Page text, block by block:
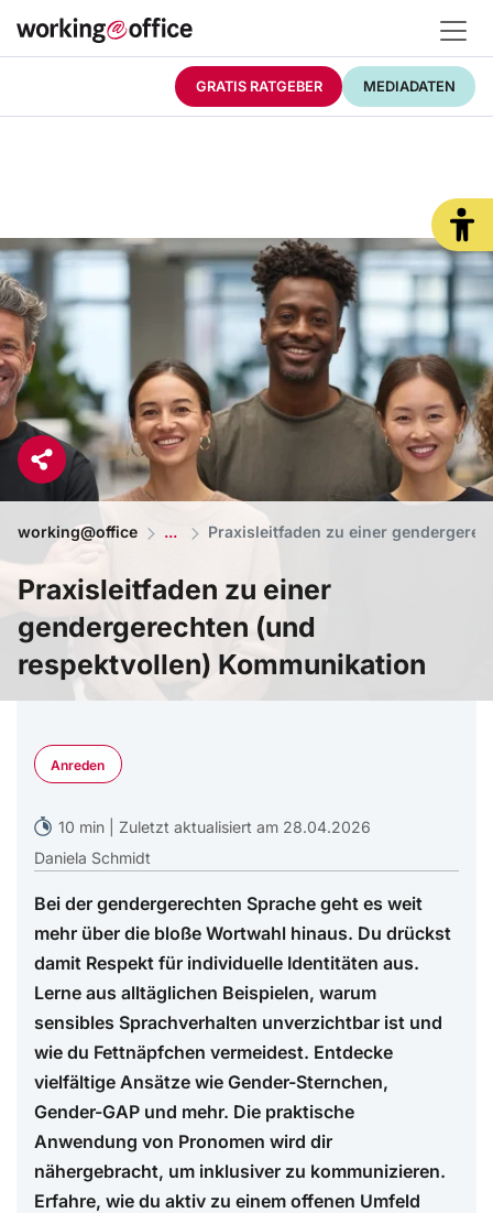
GRATIS RATGEBER MEDIADATEN
working@office Praxisleitfaden zu einer
Praxisleitfaden zu einer
gendergerechten (und
respektvollen) Kommunikation
Anreden
10 min | Zuletzt aktualisiert am 28.04.2026
Daniela Schmidt
Bei der gendergerechten Sprache geht es weit
mehr über die bloße Wortwahl hinaus. Du drückst
damit Respekt für individuelle Identitäten aus.
Lerne aus alltäglichen Beispielen, warum
sensibles Sprachverhalten unverzichtbar ist und
wie du Fettnäpfchen vermeidest. Entdecke
vielfältige Ansätze wie Gender-Sternchen,
Gender-GAP und mehr. Die praktische
Anwendung von Pronomen wird dir
nähergebracht, um inklusiver zu kommunizieren.
Erfahre, wie du aktiv zu einem offenen Umfeld